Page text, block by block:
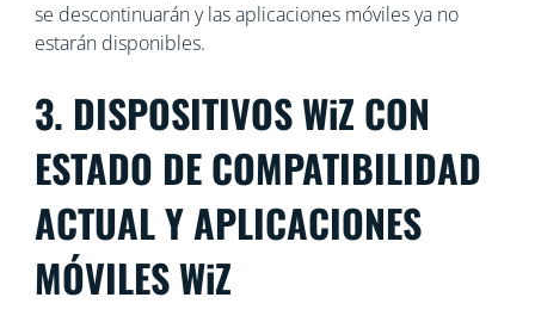
se descontinuarán y las aplicaciones móviles ya no
estarán disponibles.
3. DISPOSITIVOS WiZ CON
ESTADO DE COMPATIBILIDAD
ACTUAL Y APLICACIONES
MÓVILES WiZ